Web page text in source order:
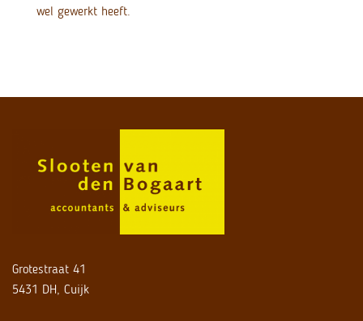
wel gewerkt heeft.
Grotestraat 41
5431 DH, Cuijk